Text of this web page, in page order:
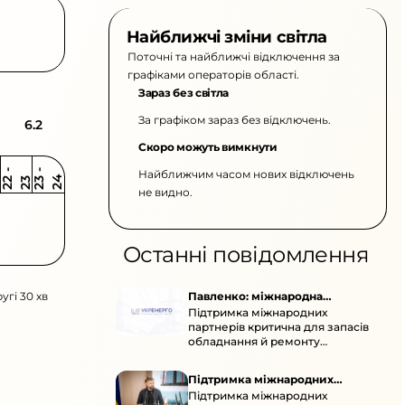
6.2
2 2
-
2 3 2 3
-
2 4
30 хв
Найближчі зміни світла
Поточні та найближчі відключення за
графіками операторів області.
Зараз без світла
За графіком зараз без відключень.
Скоро можуть вимкнути
Найближчим часом нових відключень
не видно.
Останні повідомлення
Павленко: міжнародна
підтримка для стійкості
енергосистеми
Підтримка міжнародних
партнерів критична для запасів
обладнання й ремонту
Підтримка міжнародних
партнерів для стійкості
Підтримка міжнародних